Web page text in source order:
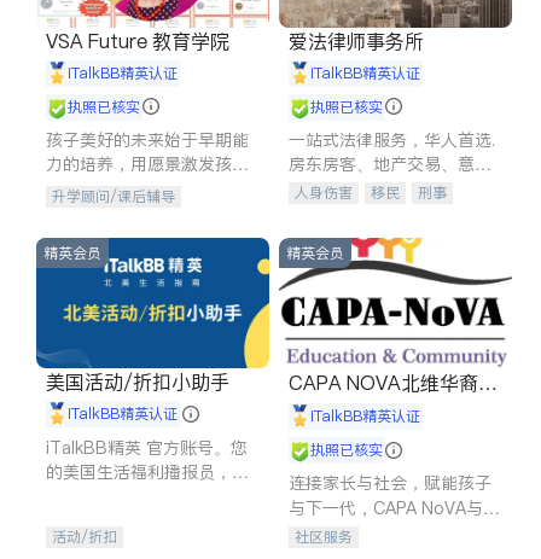
VSA Future 教育学院
iTalkBB精英认证
执照已核实
孩子美好的未来始于早期能
力的培养，用愿景激发孩子
的学习潜力和动力。理念：
拥有成长型心态是成功的基
石。
升学顾问/课后辅导
爱法律师事务所
iTalkBB精英认证
执照已核实
一站式法律服务，华人首选.
房东房客、地产交易、意外
伤害、车祸重伤、商业诉
建筑合同、刑事案件全包办
人身伤害 移民
刑事
信托/遗嘱
商业
索赔
律师-其它 保释
精英会员
美国活动/折扣小助手
iTalkBB精英认证
iTalkBB精英 官方账号。您
的美国生活福利播报员，精
专属福利。
活动/折扣
精英会员
CAPA NOVA北维华裔家
长会iTalkBB精英认证
执照已核实
连接家长与社会，赋能孩子
与下一代，CAPA NoVA与您
携手建设包容、公平、充满
社区服务